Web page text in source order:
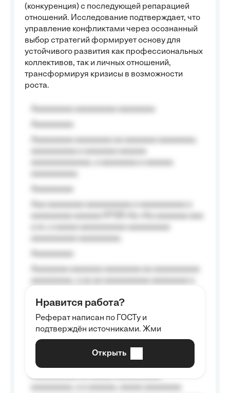
(конкуренция) с последующей репарацией
отношений. Исследование подтверждает, что
управление конфликтами через осознанный
выбор стратегий формирует основу для
устойчивого развития как профессиональных
коллективов, так и личных отношений,
трансформируя кризисы в возможности
роста.
Aaaaaaaaa
Aaaaaaaaaa aa aaa aaaaaaaaa, a aaa
aaaaaaaaaa aaa, a aaaaaaaaaa, aaaaaa
aaaaaa a aaaaaa.
Aaaaaa-aaaaaaaaaaa aaaaaa
Aaaaaaaaaa aa aaaaa aaaaaaaaaa
Нравится работа?
Реферат написан по ГОСТу и
подтверждён источниками. Жми
Открыть